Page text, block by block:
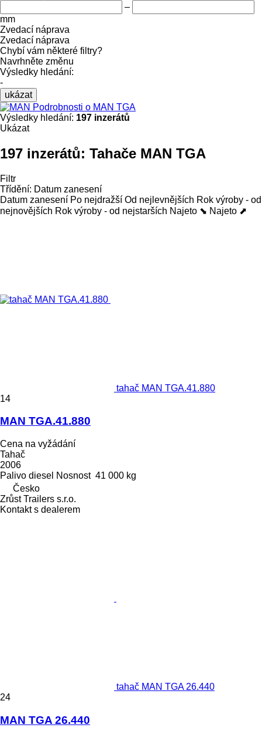
–
mm
Zvedací náprava
Zvedací náprava
Chybí vám některé filtry?
Navrhněte změnu
Výsledky hledání:
-
ukázat
Podrobnosti o MAN TGA
Výsledky hledání: 197 inzerátů
Ukázat
197 inzerátů: Tahače MAN TGA
Filtr
Třídění: Datum zanesení
Datum zanesení Po nejdražší Od nejlevnějších Rok výroby - od
nejnovějších Rok výroby - od nejstarších Najeto ⬊ Najeto ⬈
tahač MAN TGA.41.880
14
MAN TGA.41.880
Cena na vyžádání
Tahač
2006
Palivo diesel Nosnost 41 000 kg
Česko
Zrůst Trailers s.r.o.
Kontakt s dealerem
tahač MAN TGA 26.440
24
MAN TGA 26.440